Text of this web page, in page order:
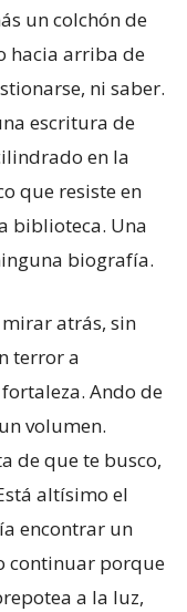
un colchón de
hacia arriba de
ni saber.
escritura de
en la
que resiste en
biblioteca. Una
biografía.
atrás, sin
terror a
Ando de
volumen.
de que te busco,
altísimo el
encontrar un
continuar porque
a la luz,